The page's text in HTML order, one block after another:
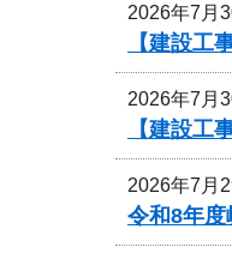
2026年7月
【建設工
2026年7月
【建設工
2026年7月
令和8年